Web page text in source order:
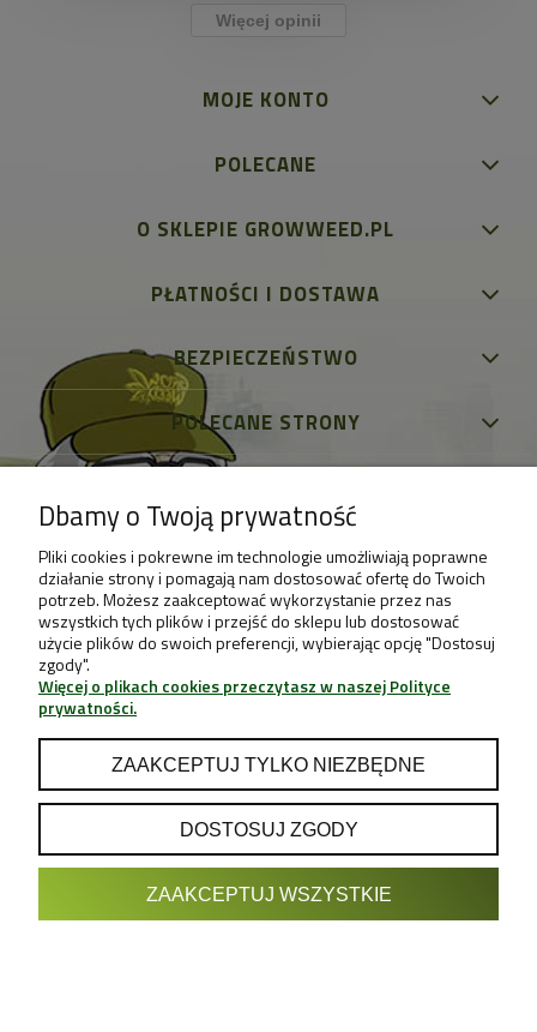
Więcej opinii
MOJE KONTO
POLECANE
O SKLEPIE GROWWEED.PL
PŁATNOŚCI I DOSTAWA
BEZPIECZEŃSTWO
POLECANE STRONY
Projekt & Support:GRUPA
POKAŻ PEŁNĄ WERSJĘ STRONY
Sklep internetowy Shoper.pl
Dbamy o Twoją prywatność
Pliki cookies i pokrewne im technologie umożliwiają poprawne
działanie strony i pomagają nam dostosować ofertę do Twoich
potrzeb. Możesz zaakceptować wykorzystanie przez nas
wszystkich tych plików i przejść do sklepu lub dostosować
użycie plików do swoich preferencji, wybierając opcję "Dostosuj
zgody".
Więcej o plikach cookies przeczytasz w naszej Polityce
prywatności.
ZAAKCEPTUJ TYLKO NIEZBĘDNE
DOSTOSUJ ZGODY
ZAAKCEPTUJ WSZYSTKIE